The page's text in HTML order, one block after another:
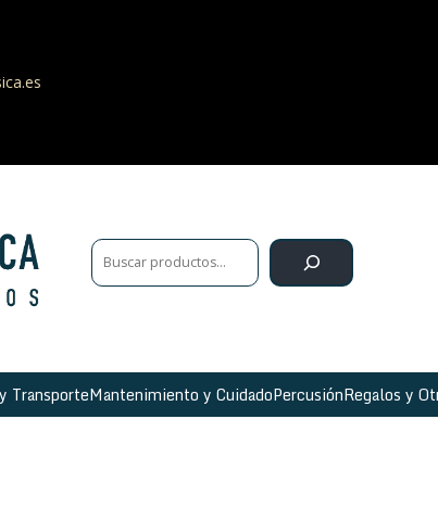
TransporteMantenimiento y CuidadoPercusiónRegalos y